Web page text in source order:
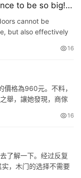
to be so big!
onecannot be
but also effectively
16
格為960元。不料，
舉，讓她發現，商傢
”藏身“實木”標簽：
是傢居市場，琳瑯…
16
了解一下。经过反复
，木门的选择不需要